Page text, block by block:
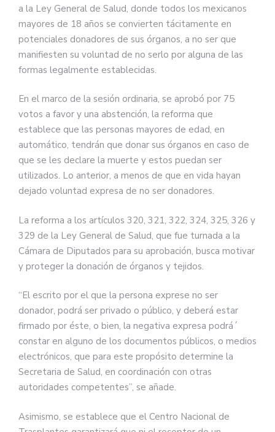
a la Ley General de Salud, donde todos los mexicanos
mayores de 18 años se convierten tácitamente en
potenciales donadores de sus órganos, a no ser que
manifiesten su voluntad de no serlo por alguna de las
formas legalmente establecidas.
En el marco de la sesión ordinaria, se aprobó por 75
votos a favor y una abstención, la reforma que
establece que las personas mayores de edad, en
automático, tendrán que donar sus órganos en caso de
que se les declare la muerte y estos puedan ser
utilizados. Lo anterior, a menos de que en vida hayan
dejado voluntad expresa de no ser donadores.
La reforma a los artículos 320, 321, 322, 324, 325, 326 y
329 de la Ley General de Salud, que fue turnada a la
Cámara de Diputados para su aprobación, busca motivar
y proteger la donación de órganos y tejidos.
“El escrito por el que la persona exprese no ser
donador, podrá ser privado o público, y deberá estar
firmado por éste, o bien, la negativa expresa podrá´
constar en alguno de los documentos públicos, o medios
electrónicos, que para este propósito determine la
Secretaria de Salud, en coordinación con otras
autoridades competentes”, se añade.
Asimismo, se establece que el Centro Nacional de